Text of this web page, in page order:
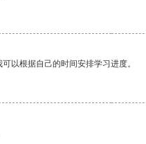
以根据自己的时间安排学习进度。